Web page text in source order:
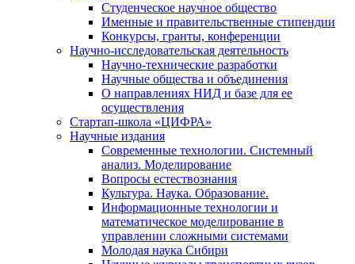
Студенческое научное общество
Именные и правительственные стипендии
Конкурсы, гранты, конференции
Научно-исследовательская деятельность
Научно-технические разработки
Научные общества и объединения
О направлениях НИД и базе для ее
осуществления
Стартап-школа «ЦИФРА»
Научные издания
Современные технологии. Системный
анализ. Моделирование
Вопросы естествознания
Культура. Наука. Образование.
Информационные технологии и
математическое моделирование в
управлении сложными системами
Молодая наука Сибири